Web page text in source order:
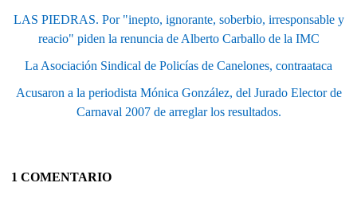
LAS PIEDRAS. Por "inepto, ignorante, soberbio, irresponsable y
reacio" piden la renuncia de Alberto Carballo de la IMC
La Asociación Sindical de Policías de Canelones, contraataca
Acusaron a la periodista Mónica González, del Jurado Elector de
Carnaval 2007 de arreglar los resultados.
1 COMENTARIO